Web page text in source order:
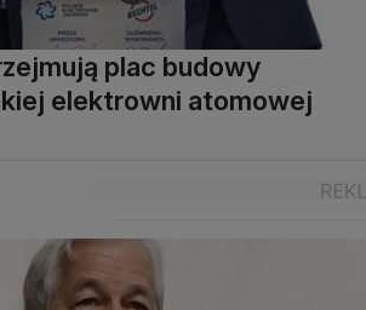
plac budowy
elektrowni atomowej